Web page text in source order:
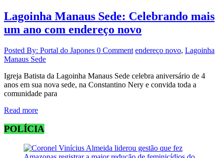
Lagoinha Manaus Sede: Celebrando mais
um ano com endereço novo
Posted By: Portal do Japones 0 Comment endereço novo, Lagoinha
Manaus Sede
Igreja Batista da Lagoinha Manaus Sede celebra aniversário de 4
anos em sua nova sede, na Constantino Nery e convida toda a
comunidade para
Read more
POLÍCIA